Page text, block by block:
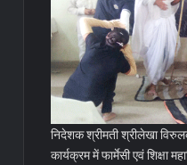
निदेशक श्रीमती श्रीलेखा
कार्यक्रम में फार्मेसी एवं शिक्षा